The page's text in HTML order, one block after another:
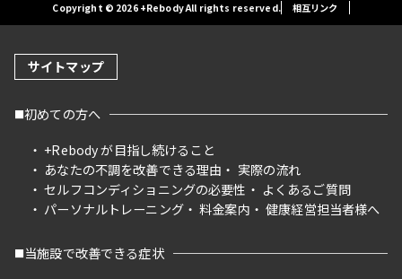
Copyright © 2026 +Rebody All rights reserved. 相互リンク
サイトマップ
初めての方へ
+Rebody が目指し続けること
あなたの不調を改善できる理由
実際の流れ
セルフコンディショニングの必要性
よくあるご質問
パーソナルトレーニング
料金案内 健康経営担当者様へ
当施設で改善できる症状